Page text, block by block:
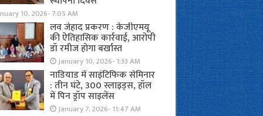
10, 2026- 7:05 AM
लव जेहाद प्रकरण : केजीएमयू
की ऐतिहासिक कार्रवाई, आरोपी
डॉ रमीज होगा बर्खास्त
January 10, 2026- 1:33 AM
नाडियाड में साइंटिफिक सेमिनार
: तीन घंटे, 300 स्लाइड्स, हॉल
में पिन ड्रॉप साइलेंस
January 7, 2026- 11:47 AM